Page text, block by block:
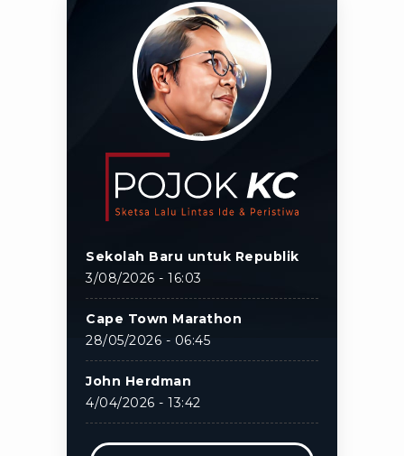
Sekolah Baru untuk Republik
3/08/2026 - 16:03
Cape Town Marathon
28/05/2026 - 06:45
John Herdman
4/04/2026 - 13:42